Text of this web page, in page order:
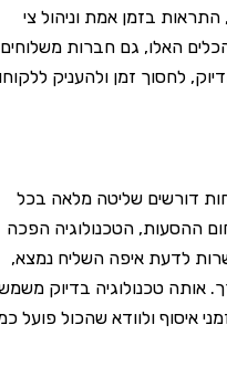
בזמן אמת וניהול צי
גם חברות משלוחים
זמן ולהעניק ללקוחות
שליטה מלאה בכל
הטכנולוגיה הפכה
איפה השליח נמצא,
טכנולוגיה בדיוק משמשת
ולוודא שהכול פועל כמו